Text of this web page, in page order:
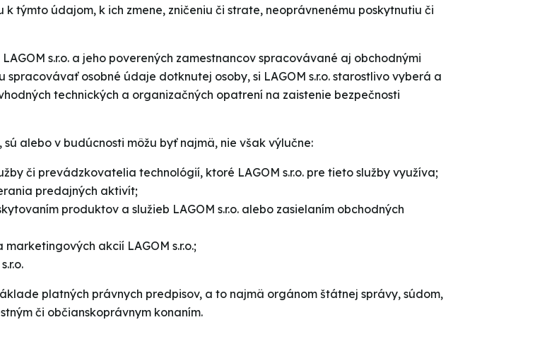
týmto údajom, k ich zmene, zničeniu či strate, neoprávnenému poskytnutiu či
s.r.o. a jeho poverených zamestnancov spracovávané aj obchodnými
osobné údaje dotknutej osoby, si LAGOM s.r.o. starostlivo vyberá a
technických a organizačných opatrení na zaistenie bezpečnosti
alebo v budúcnosti môžu byť najmä, nie však výlučne:
či prevádzkovatelia technológií, ktoré LAGOM s.r.o. pre tieto služby využíva;
predajných aktivít;
produktov a služieb LAGOM s.r.o. alebo zasielaním obchodných
akcií LAGOM s.r.o.;
platných právnych predpisov, a to najmä orgánom štátnej správy, súdom,
či občianskoprávnym konaním.